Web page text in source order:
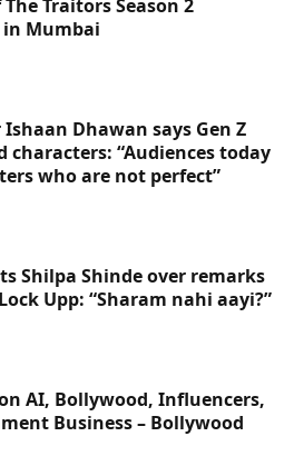
Traitors Season 2
in Mumbai
Dhawan says Gen Z
“Audiences today
who are not perfect”
Shilpa Shinde over remarks
Upp: “Sharam nahi aayi?”
AI, Bollywood, Influencers,
Business – Bollywood